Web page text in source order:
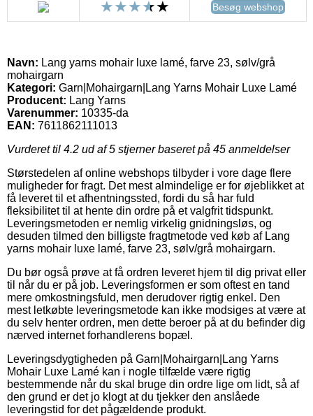
Besøg webshop
Navn: Lang yarns mohair luxe lamé, farve 23, sølv/grå
mohairgarn
Kategori: Garn|Mohairgarn|Lang Yarns Mohair Luxe Lamé
Producent: Lang Yarns
Varenummer: 10335-da
EAN: 7611862111013
Vurderet til 4.2 ud af 5 stjerner baseret på 45 anmeldelser
Størstedelen af online webshops tilbyder i vore dage flere
muligheder for fragt. Det mest almindelige er for øjeblikket at
få leveret til et afhentningssted, fordi du så har fuld
fleksibilitet til at hente din ordre på et valgfrit tidspunkt.
Leveringsmetoden er nemlig virkelig gnidningsløs, og
desuden tilmed den billigste fragtmetode ved køb af Lang
yarns mohair luxe lamé, farve 23, sølv/grå mohairgarn.
Du bør også prøve at få ordren leveret hjem til dig privat eller
til når du er på job. Leveringsformen er som oftest en tand
mere omkostningsfuld, men derudover rigtig enkel. Den
mest letkøbte leveringsmetode kan ikke modsiges at være at
du selv henter ordren, men dette beroer på at du befinder dig
nærved internet forhandlerens bopæl.
Leveringsdygtigheden på Garn|Mohairgarn|Lang Yarns
Mohair Luxe Lamé kan i nogle tilfælde være rigtig
bestemmende når du skal bruge din ordre lige om lidt, så af
den grund er det jo klogt at du tjekker den anslåede
leveringstid for det pågældende produkt.